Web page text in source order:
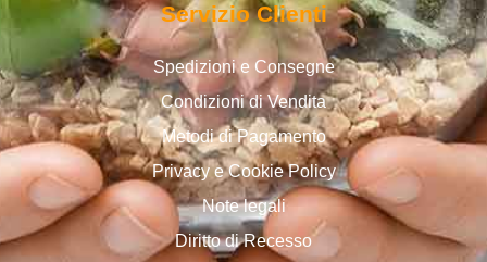
Servizio Clienti
Spedizioni e Consegne
Condizioni di Vendita
Metodi di Pagamento
Privacy e Cookie Policy
Note legali
Diritto di Recesso